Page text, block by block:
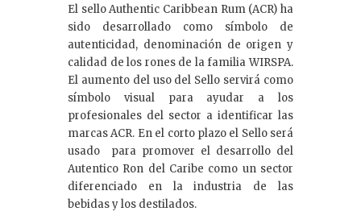
El sello Authentic Caribbean Rum (ACR) ha
sido desarrollado como símbolo de
autenticidad, denominación de origen y
calidad de los rones de la familia WIRSPA.
El aumento del uso del Sello servirá como
símbolo visual para ayudar a los
profesionales del sector a identificar las
marcas ACR. En el corto plazo el Sello será
usado para promover el desarrollo del
Autentico Ron del Caribe como un sector
diferenciado en la industria de las
bebidas y los destilados.